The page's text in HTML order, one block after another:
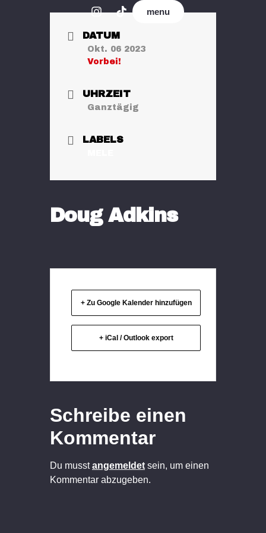
menu
DATUM
Okt. 06 2023
Vorbei!
UHRZEIT
Ganztägig
LABELS
Doug Adkins
+ Zu Google Kalender hinzufügen
+ iCal / Outlook export
Schreibe einen
Kommentar
Du musstangemeldet sein, um einen
Kommentar abzugeben.